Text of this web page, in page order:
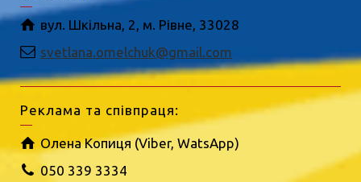
вул. Шкільна, 2, м. Рівне, 33028
svetlana.omelchuk@gmail.com
Реклама та співпраця:
Олена Копиця (Viber, WatsApp)
050 339 3334